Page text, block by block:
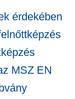
érdekében
MSZ EN